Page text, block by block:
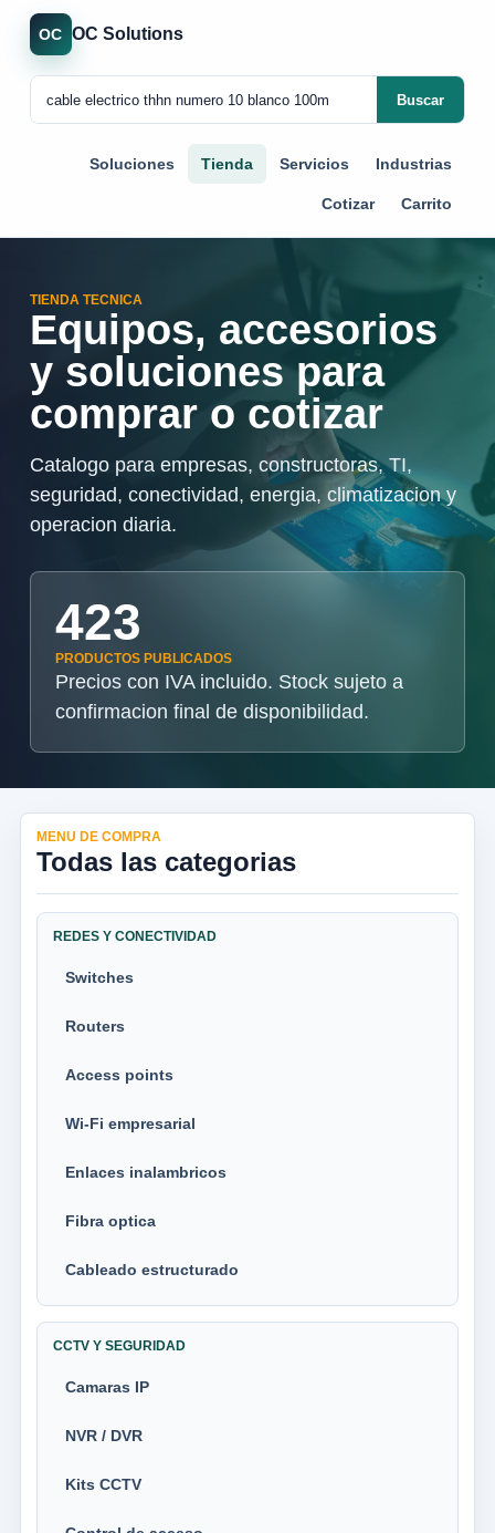
OC OC Solutions
Buscar
Soluciones Tienda Servicios Industrias
Cotizar Carrito
TIENDA TECNICA
Equipos, accesorios
y soluciones para
comprar o cotizar
Catalogo para empresas, constructoras, TI,
seguridad, conectividad, energia, climatizacion y
operacion diaria.
423
PRODUCTOS PUBLICADOS
Precios con IVA incluido. Stock sujeto a
confirmacion final de disponibilidad.
MENU DE COMPRA
Todas las categorias
REDES Y CONECTIVIDAD
Switches
Routers
Access points
Wi-Fi empresarial
Enlaces inalambricos
Fibra optica
Cableado estructurado
CCTV Y SEGURIDAD
Camaras IP
NVR / DVR
Kits CCTV